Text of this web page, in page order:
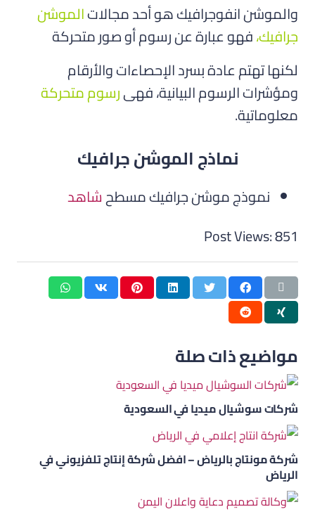
والموشن انفوجرافيك هو أحد مجالاتالموشن
جرافيك،فهو عبارة عن رسوم أو صور متحركة
لكنها تهتم عادة بسرد الإحصاءات والأرقام
ومؤشرات الرسوم البيانية، فهىرسوم متحركة
معلوماتية.
نماذج الموشن جرافيك
نموذج موشن جرافيك مسطحشاهد
Post Views:851
مواضيع ذات صلة
شركات سوشيال ميديا في السعودية
شركة مونتاج بالرياض – افضل شركة إنتاج تلفزيوني في
الرياض